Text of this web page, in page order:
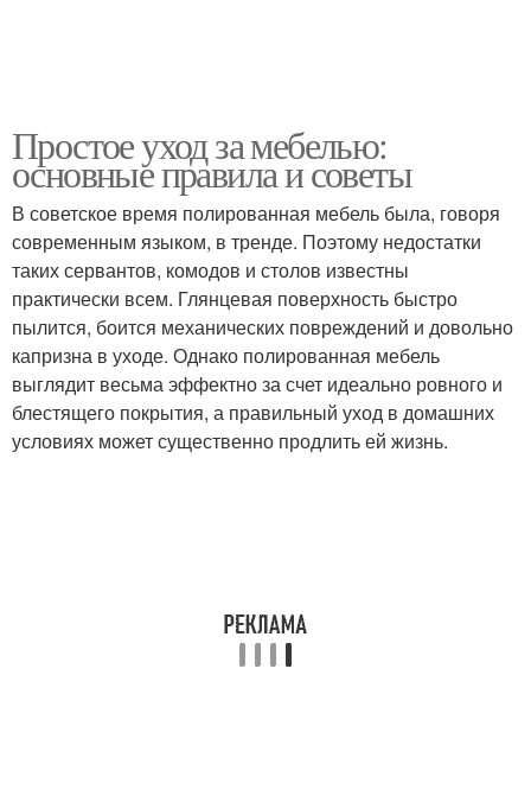
Простое уход за мебелью:
основные правила и советы
В советское время полированная мебель была, говоря
современным языком, в тренде. Поэтому недостатки
таких сервантов, комодов и столов известны
практически всем. Глянцевая поверхность быстро
пылится, боится механических повреждений и довольно
капризна в уходе. Однако полированная мебель
выглядит весьма эффектно за счет идеально ровного и
блестящего покрытия, а правильный уход в домашних
условиях может существенно продлить ей жизнь.